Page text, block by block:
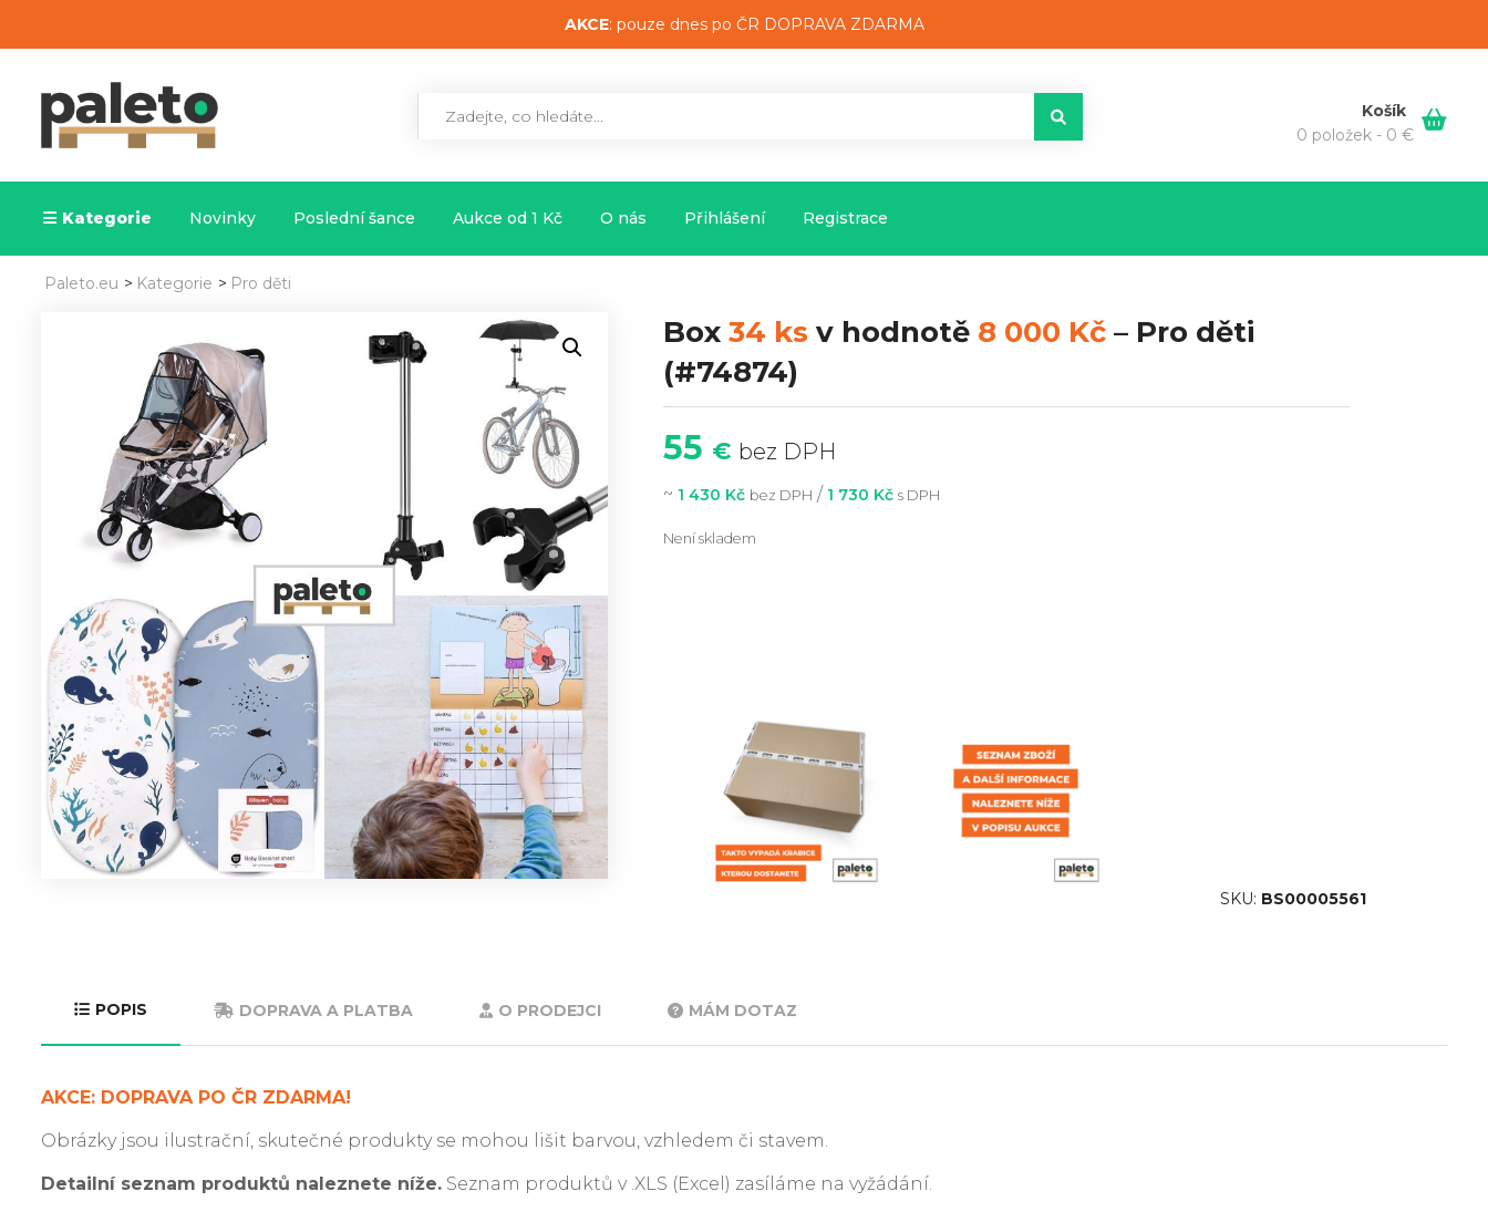
AKCE: pouze dnes po ČR DOPRAVA ZDARMA
Košík
0 položek - 0 €
Kategorie Novinky Poslední šance Aukce od 1 Kč O nás Přihlášení Registrace
Paleto.eu > Kategorie > Pro děti
SKU: BS00005561
Box 34 ks v hodnotě 8 000 Kč– Pro děti
(#74874)
55 € bez DPH
~ 1 430 Kč bez DPH / 1 730 Kč s DPH
Není skladem
POPIS DOPRAVA A PLATBA O PRODEJCI MÁM DOTAZ
AKCE: DOPRAVA PO ČR ZDARMA!
Obrázky jsou ilustrační, skutečné produkty se mohou lišit barvou, vzhledem či stavem.
Detailní seznam produktů naleznete níže. Seznam produktů v .XLS (Excel) zasíláme na vyžádání.